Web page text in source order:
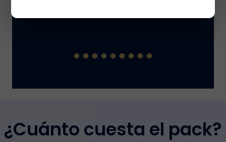
¿Cuánto cuesta el pack?